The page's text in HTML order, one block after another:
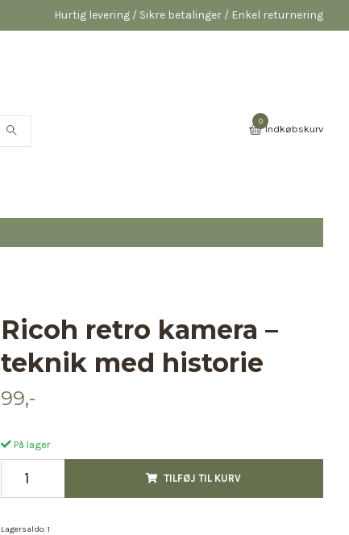
Hurtig levering / Sikre betalinger / Enkel returnering
0
Indkøbskurv
Ricoh retro kamera –
teknik med historie
99,-
På lager
TILFØJ TIL KURV
Lagersaldo: 1